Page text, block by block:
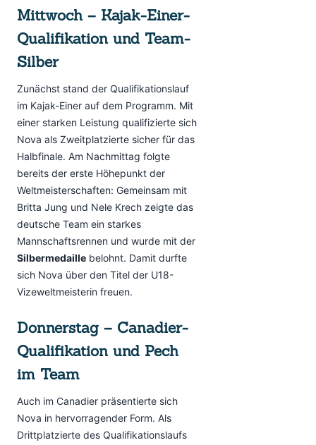
Mittwoch – Kajak-Einer-
Qualifikation und Team-
Silber
Zunächst stand der Qualifikationslauf
im Kajak-Einer auf dem Programm. Mit
einer starken Leistung qualifizierte sich
Nova als Zweitplatzierte sicher für das
Halbfinale. Am Nachmittag folgte
bereits der erste Höhepunkt der
Weltmeisterschaften: Gemeinsam mit
Britta Jung und Nele Krech zeigte das
deutsche Team ein starkes
Mannschaftsrennen und wurde mit der
Silbermedaille belohnt. Damit durfte
sich Nova über den Titel der U18-
Vizeweltmeisterin freuen.
Donnerstag – Canadier-
Qualifikation und Pech
im Team
Auch im Canadier präsentierte sich
Nova in hervorragender Form. Als
Drittplatzierte des Qualifikationslaufs